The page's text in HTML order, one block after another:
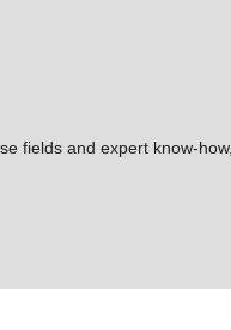
fields and expert know-how,